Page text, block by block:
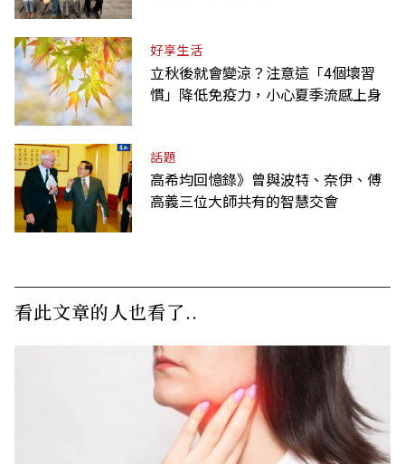
好享生活
立秋後就會變涼？注意這「4個壞習
慣」降低免疫力，小心夏季流感上身
話題
高希均回憶錄》曾與波特、奈伊、傅
高義三位大師共有的智慧交會
看此文章的人也看了..